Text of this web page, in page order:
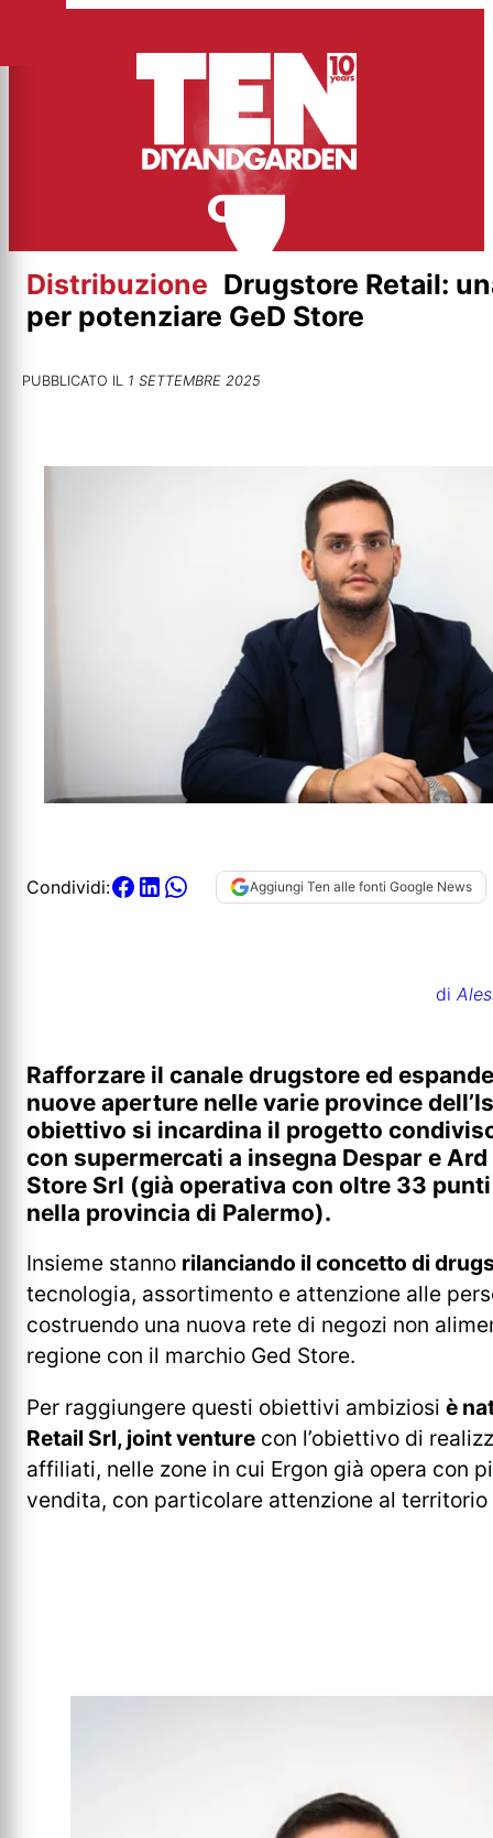
contenuto
Distribuzione Drugstore Retail:
per potenziare GeD Store
PUBBLICATO IL 1 SETTEMBRE 2025
Condividi: Aggiungi Ten alle fonti Google News
di
Rafforzare il canale drugstore ed
nuove aperture nelle varie province
obiettivo si incardina il progetto
con supermercati a insegna Despar e
Store Srl (già operativa con oltre 33
nella provincia di Palermo).
Insieme stanno rilanciando il concetto di
tecnologia, assortimento e attenzione alle
costruendo una nuova rete di negozi non
regione con il marchio Ged Store.
Per raggiungere questi obiettivi ambiziosi è
Retail Srl, joint venture con l’obiettivo di
affiliati, nelle zone in cui Ergon già opera con
vendita, con particolare attenzione al territorio